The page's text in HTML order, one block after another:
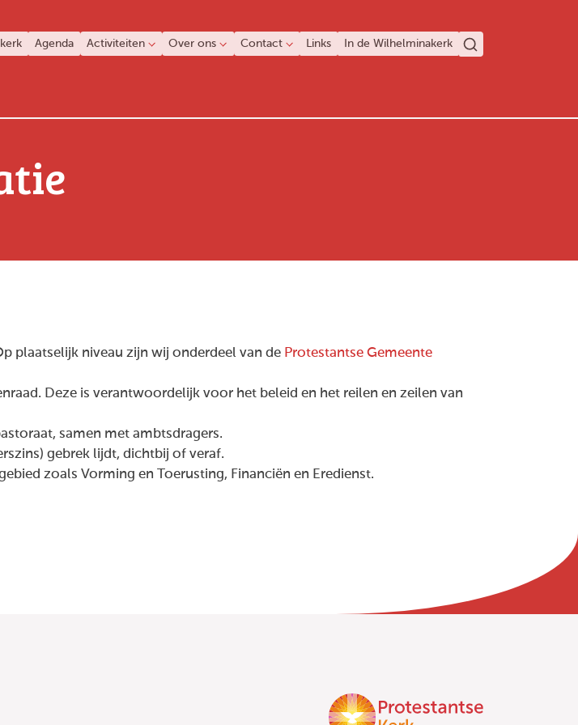
Agenda Activiteiten Over ons Contact Links In de Wilhelminakerk
plaatselijk niveau zijn wij onderdeel van de Protestantse Gemeente
Deze is verantwoordelijk voor het beleid en het reilen en zeilen van
samen met ambtsdragers.
gebrek lijdt, dichtbij of veraf.
zoals Vorming en Toerusting, Financiën en Eredienst.